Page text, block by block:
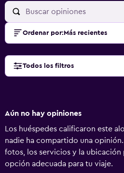
Ordenar por: Más recientes
Todos los filtros
Aún no hay opiniones
Los huéspedes calificaron este
nadie ha compartido una opinión.
fotos, los servicios y la ubicación
opción adecuada para tu viaje.